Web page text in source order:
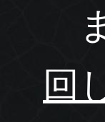
回